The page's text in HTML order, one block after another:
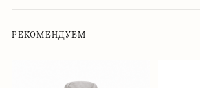
РЕКОМЕНДУЕМ